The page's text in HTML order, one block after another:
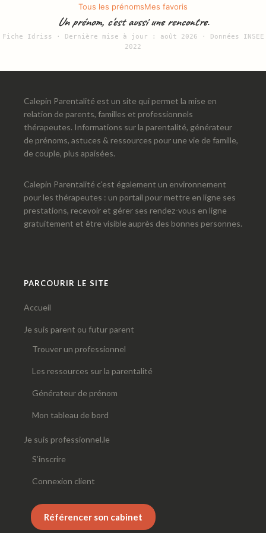
Tous les prénomsMes favoris
Un prénom, c'est aussi une rencontre.
Fiche Idriss · Dernière mise à jour : août 2026 · Données INSEE
2022
Calepin Parentalité est un site qui permet la mise en
relation de parents, familles et professionnels
thérapeutes. Informations sur la parentalité, générateur
de prénoms, astuces & ressources pour une vie de famille,
de couple, plus apaisées.
Calepin Parentalité c'est également un environnement
pour les thérapeutes : un portail pour mettre en ligne ses
prestations, recevoir et gérer ses rendez-vous en ligne
gratuitement et être visible auprès des bonnes personnes.
PARCOURIR LE SITE
Accueil
Je suis parent ou futur parent
Trouver un professionnel
Les ressources sur la parentalité
Générateur de prénom
Mon tableau de bord
Je suis professionnel.le
S’inscrire
Connexion client
Référencer son cabinet